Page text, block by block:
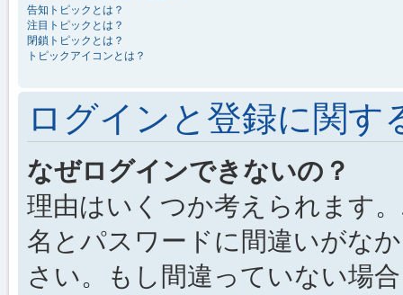
告知トピックとは？
注目トピックとは？
閉鎖トピックとは？
トピックアイコンとは？
ログインと登録に関す
なぜログインできないの？
理由はいくつか考えられます
名とパスワードに間違いがな
さい。もし間違っていない場